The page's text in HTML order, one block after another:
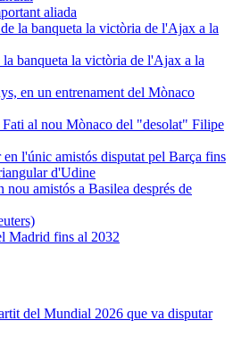
aliada
la banqueta la victòria de l'Ajax a la
Fati al nou Mònaco del "desolat" Filipe
amistós a Basilea després de
Madrid fins al 2032